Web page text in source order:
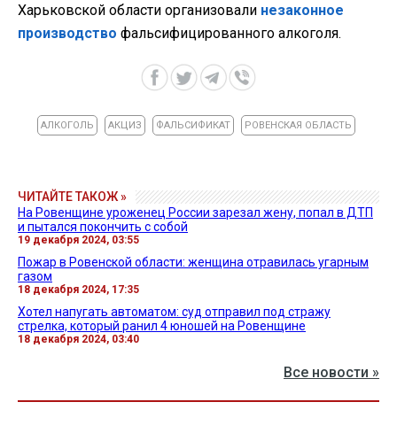
Харьковской области организовали незаконное
производство фальсифицированного алкоголя.
АЛКОГОЛЬ АКЦИЗ ФАЛЬСИФИКАТ РОВЕНСКАЯ ОБЛАСТЬ
ЧИТАЙТЕ ТАКОЖ »
На Ровенщине уроженец России зарезал жену, попал в ДТП
и пытался покончить с собой
19 декабря 2024, 03:55
Пожар в Ровенской области: женщина отравилась угарным
газом
18 декабря 2024, 17:35
Хотел напугать автоматом: суд отправил под стражу
стрелка, который ранил 4 юношей на Ровенщине
18 декабря 2024, 03:40
Все новости »